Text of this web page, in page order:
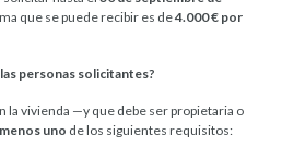
que se puede recibir es de4.000 € por
personas solicitantes?
la vivienda —y que debe ser propietaria o
uno de los siguientes requisitos: